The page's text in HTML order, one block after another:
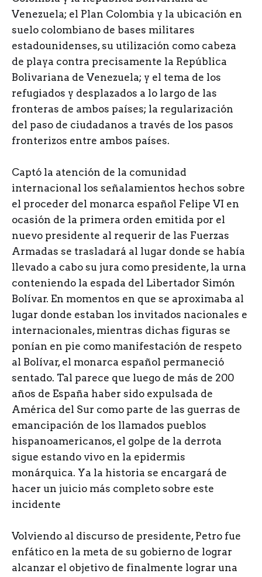
Venezuela; el Plan Colombia y la ubicación en
suelo colombiano de bases militares
estadounidenses, su utilización como cabeza
de playa contra precisamente la República
Bolivariana de Venezuela; y el tema de los
refugiados y desplazados a lo largo de las
fronteras de ambos países; la regularización
del paso de ciudadanos a través de los pasos
fronterizos entre ambos países.
Captó la atención de la comunidad
internacional los señalamientos hechos sobre
el proceder del monarca español Felipe VI en
ocasión de la primera orden emitida por el
nuevo presidente al requerir de las Fuerzas
Armadas se trasladará al lugar donde se había
llevado a cabo su jura como presidente, la urna
conteniendo la espada del Libertador Simón
Bolívar. En momentos en que se aproximaba al
lugar donde estaban los invitados nacionales e
internacionales, mientras dichas figuras se
ponían en pie como manifestación de respeto
al Bolívar, el monarca español permaneció
sentado. Tal parece que luego de más de 200
años de España haber sido expulsada de
América del Sur como parte de las guerras de
emancipación de los llamados pueblos
hispanoamericanos, el golpe de la derrota
sigue estando vivo en la epidermis
monárquica. Ya la historia se encargará de
hacer un juicio más completo sobre este
incidente
Volviendo al discurso de presidente, Petro fue
enfático en la meta de su gobierno de lograr
alcanzar el objetivo de finalmente lograr una